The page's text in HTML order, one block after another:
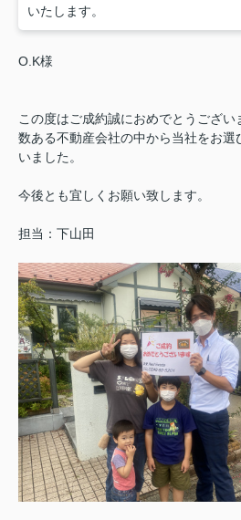
いたします。
O.K様
この度はご成約誠におめでとうござい
数ある不動産会社の中から当社をお
いました。
今後とも宜しくお願い致します。
担当：下山田